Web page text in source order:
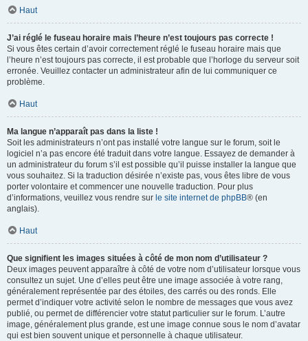
Haut
J’ai réglé le fuseau horaire mais l’heure n’est toujours pas correcte !
Si vous êtes certain d’avoir correctement réglé le fuseau horaire mais que
l’heure n’est toujours pas correcte, il est probable que l’horloge du serveur soit
erronée. Veuillez contacter un administrateur afin de lui communiquer ce
problème.
Haut
Ma langue n’apparaît pas dans la liste !
Soit les administrateurs n’ont pas installé votre langue sur le forum, soit le
logiciel n’a pas encore été traduit dans votre langue. Essayez de demander à
un administrateur du forum s’il est possible qu’il puisse installer la langue que
vous souhaitez. Si la traduction désirée n’existe pas, vous êtes libre de vous
porter volontaire et commencer une nouvelle traduction. Pour plus
d’informations, veuillez vous rendre sur le site internet de phpBB® (en
anglais).
Haut
Que signifient les images situées à côté de mon nom d’utilisateur ?
Deux images peuvent apparaître à côté de votre nom d’utilisateur lorsque vous
consultez un sujet. Une d’elles peut être une image associée à votre rang,
généralement représentée par des étoiles, des carrés ou des ronds. Elle
permet d’indiquer votre activité selon le nombre de messages que vous avez
publié, ou permet de différencier votre statut particulier sur le forum. L’autre
image, généralement plus grande, est une image connue sous le nom d’avatar
qui est bien souvent unique et personnelle à chaque utilisateur.